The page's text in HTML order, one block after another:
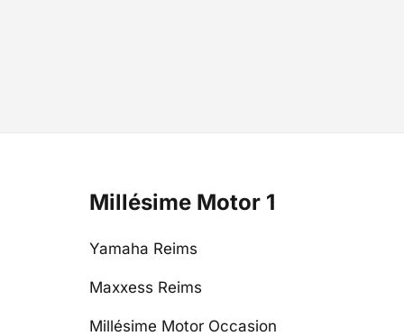
Millésime Motor 1
Yamaha Reims
Maxxess Reims
Millésime Motor Occasion